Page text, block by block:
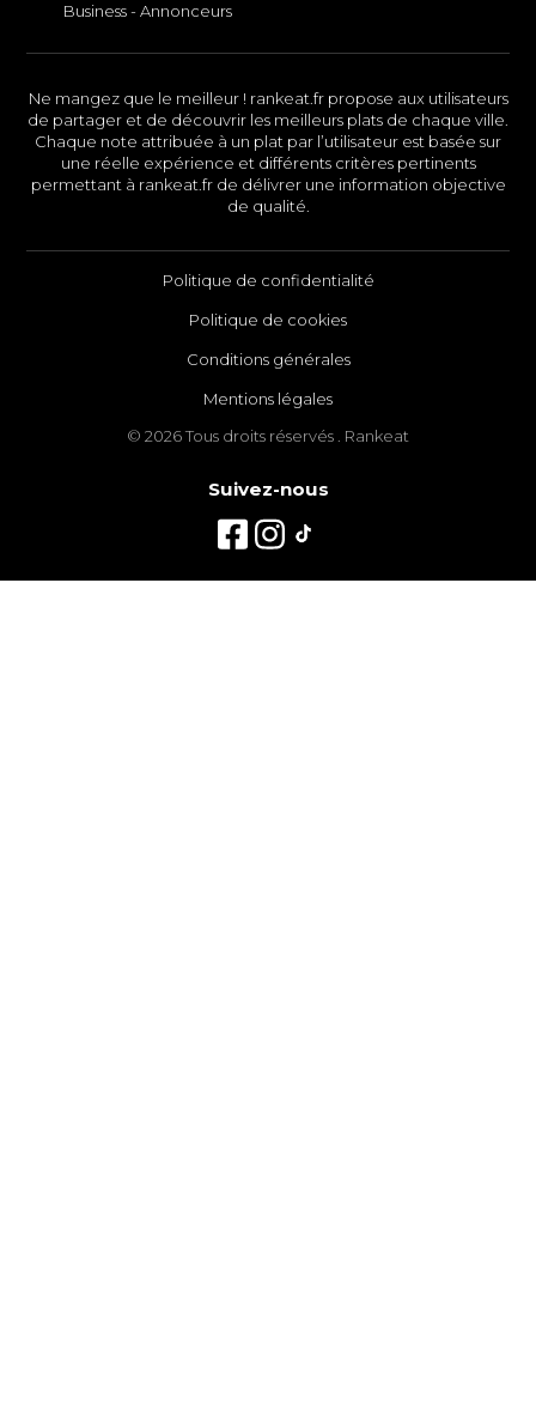
Business - Annonceurs
Ne mangez que le meilleur ! rankeat.fr propose aux utilisateurs
de partager et de découvrir les meilleurs plats de chaque ville.
Chaque note attribuée à un plat par l’utilisateur est basée sur
une réelle expérience et différents critères pertinents
permettant à rankeat.fr de délivrer une information objective
de qualité.
Politique de confidentialité
Politique de cookies
Conditions générales
Mentions légales
© 2026 Tous droits réservés . Rankeat
Suivez-nous